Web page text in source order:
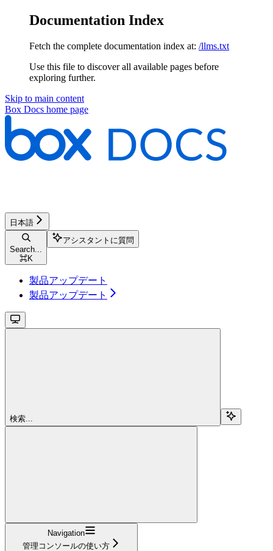
Documentation Index
Fetch the complete documentation index at: /llms.txt
Use this file to discover all available pages before
exploring further.
Skip to main content
Box Docs home page
日本語
Search...
⌘K
アシスタントに質問
製品アップデート
製品アップデート
検索...
Navigation
管理コンソールの使い方